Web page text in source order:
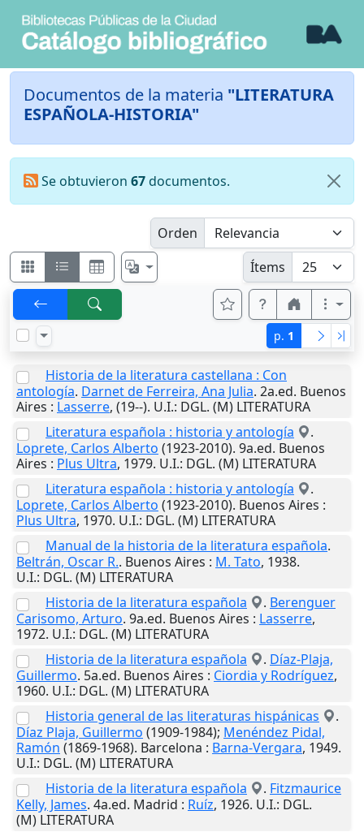
Documentos de la materia "LITERATURA
ESPAÑOLA-HISTORIA"
Se obtuvieron 67documentos.
Orden
Ítems
p. 1
Historia de la literatura castellana : Con
antología. Darnet de Ferreira, Ana Julia. 2a.ed. Buenos
Aires : Lasserre, (19--). U.I.: DGL. (M) LITERATURA
Literatura española : historia y antología
.
Loprete, Carlos Alberto (1923-2010). 9a.ed. Buenos
Aires : Plus Ultra, 1979. U.I.: DGL. (M) LITERATURA
Literatura española : historia y antología
.
Loprete, Carlos Alberto (1923-2010). Buenos Aires :
Plus Ultra, 1970. U.I.: DGL. (M) LITERATURA
Manual de la historia de la literatura española.
Beltrán, Oscar R.. Buenos Aires : M. Tato, 1938.
U.I.: DGL. (M) LITERATURA
Historia de la literatura española
. Berenguer
Carisomo, Arturo. 9a.ed. Buenos Aires : Lasserre,
1972. U.I.: DGL. (M) LITERATURA
Historia de la literatura española
. Díaz-Plaja,
Guillermo. 5a.ed. Buenos Aires : Ciordia y Rodríguez,
1960. U.I.: DGL. (M) LITERATURA
Historia general de las literaturas hispánicas
.
Díaz Plaja, Guillermo (1909-1984); Menéndez Pidal,
Ramón (1869-1968). Barcelona : Barna-Vergara, 1949.
U.I.: DGL. (M) LITERATURA
Historia de la literatura española
. Fitzmaurice
Kelly, James. 4a.ed. Madrid : Ruíz, 1926. U.I.: DGL.
(M) LITERATURA